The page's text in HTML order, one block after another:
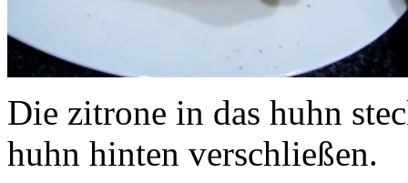
Die zitrone in das huhn
huhn hinten verschließen.